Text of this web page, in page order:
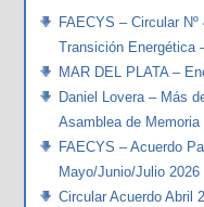
FAECYS – Circular
Transición Energética
MAR DEL PLATA –
Daniel Lovera – Más
Asamblea de
FAECYS – Acuerdo
Mayo/Junio/Julio
Circular Acuerdo Abril